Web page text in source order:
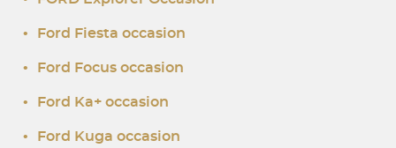
• Ford Fiesta occasion
• Ford Focus occasion
• Ford Ka+ occasion
• Ford Kuga occasion